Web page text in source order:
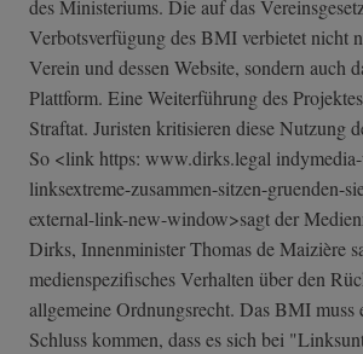
des Ministeriums. Die auf das
Verbotsverfügung des BMI verbietet nicht
Verein und dessen Website, sondern auch
Plattform. Eine Weiterführung des
Straftat. Juristen kritisieren diese Nutzung
So <link https: www.dirks.legal
linksextre­me-zusammen-sit­zen-gruenden-
external-link-new-window>sagt der
Dirks, Innenminister Thomas de Maizière
medienspezifisches Verhalten über den
allgemeine Ordnungsrecht. Das BMI muss
Schluss kommen, dass es sich bei